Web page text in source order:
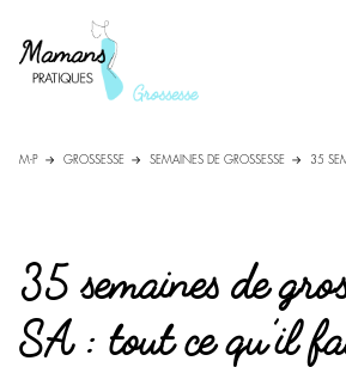
M-P GROSSESSE SEMAINES DE GROSSESSE 35
35 semaines de
SA : tout ce qu’il